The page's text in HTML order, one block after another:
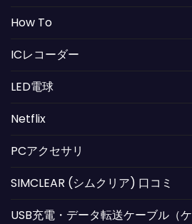
How To
ICレコーダー
LED電球
Netflix
PCアクセサリ
SIMCLEAR (シムクリア) 口コミ
USB充電・データ転送ケーブル（ケ